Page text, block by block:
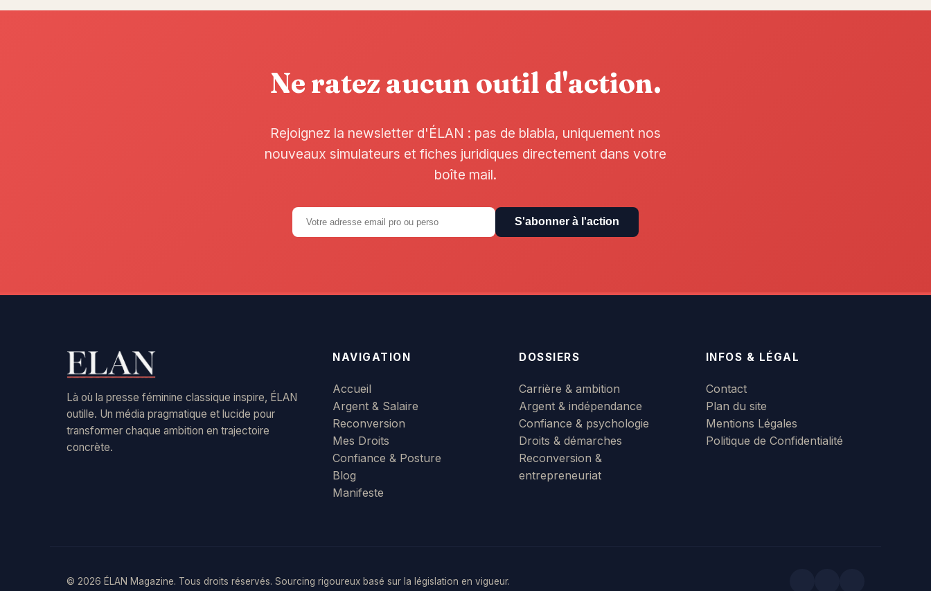
Ne ratez aucun outil d'action.
Rejoignez la newsletter d'ÉLAN : pas de blabla, uniquement nos
nouveaux simulateurs et fiches juridiques directement dans votre
boîte mail.
S'abonner à l'action
Là où la presse féminine classique inspire, ÉLAN
outille. Un média pragmatique et lucide pour
transformer chaque ambition en trajectoire
concrète.
NAVIGATION
Accueil
Argent & Salaire
Reconversion
Mes Droits
Confiance & Posture
Blog
Manifeste
DOSSIERS
Carrière & ambition
Argent & indépendance
Confiance & psychologie
Droits & démarches
Reconversion &
entrepreneuriat
INFOS & LÉGAL
Contact
Plan du site
Mentions Légales
Politique de Confidentialité
© 2026 ÉLAN Magazine. Tous droits réservés. Sourcing rigoureux basé sur la législation en vigueur.